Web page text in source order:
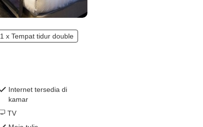
1 x Tempat tidur double
Internet tersedia di
kamar
TV